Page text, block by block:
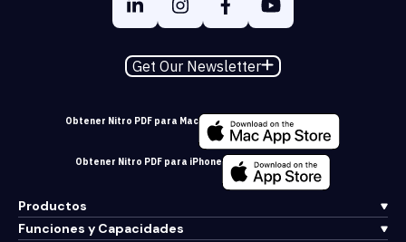
Get Our Newsletter
Obtener Nitro PDF para Mac
Obtener Nitro PDF para iPhone
Productos
Funciones y Capacidades